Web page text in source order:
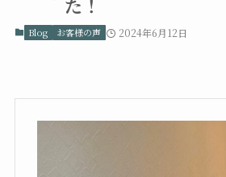
Blog お客様の声 2024年6月12日